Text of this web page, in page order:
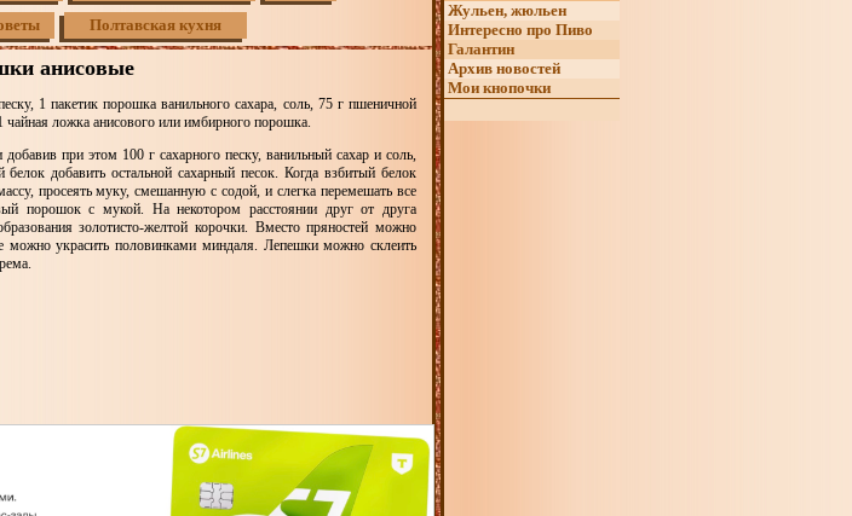
Полтавская кухня
анисовые
1 пакетик порошка ванильного сахара, соль, 75 г пшеничной
ложка анисового или имбирного порошка.
при этом 100 г сахарного песку, ванильный сахар и соль,
добавить остальной сахарный песок. Когда взбитый белок
просеять муку, смешанную с содой, и слегка перемешать все
порошок с мукой. На некотором расстоянии друг от друга
золотисто-желтой корочки. Вместо пряностей можно
украсить половинками миндаля. Лепешки можно склеить
Жульен, жюльен
Интересно про Пиво
Галантин
Архив новостей
Мои кнопочки